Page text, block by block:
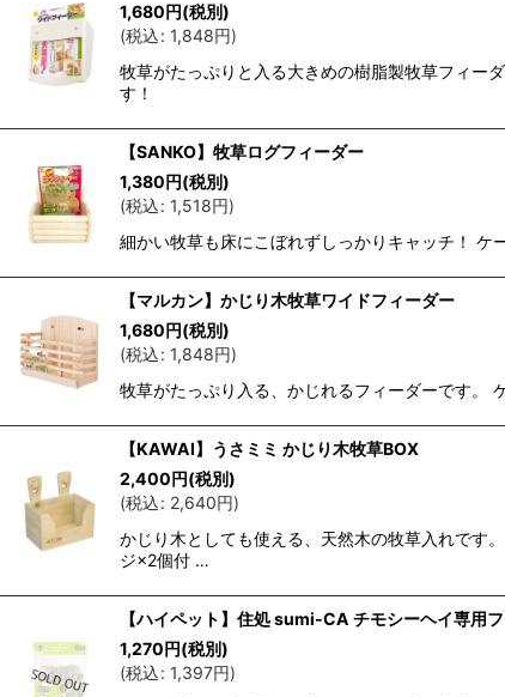
1,680円(税別)
(税込: 1,848円)
牧草がたっぷりと入る大きめの樹脂製牧草フィー
す！
【SANKO】牧草ログフィーダー
1,380円(税別)
(税込: 1,518円)
細かい牧草も床にこぼれずしっかりキャッチ！ ケ
【マルカン】かじり木牧草ワイドフィーダー
1,680円(税別)
(税込: 1,848円)
牧草がたっぷり入る、かじれるフィーダーです。
【KAWAI】うさミミ かじり木牧草BOX
2,400円(税別)
(税込: 2,640円)
かじり木としても使える、天然木の牧草入れです
ジ×2個付 …
【ハイペット】住処 sumi-CA チモシーヘイ専用
1,270円(税別)
(税込: 1,397円)